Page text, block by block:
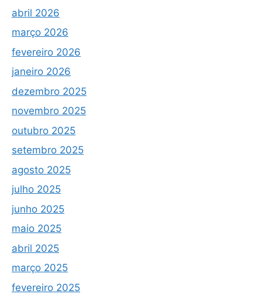
abril 2026
março 2026
fevereiro 2026
janeiro 2026
dezembro 2025
novembro 2025
outubro 2025
setembro 2025
agosto 2025
julho 2025
junho 2025
maio 2025
abril 2025
março 2025
fevereiro 2025